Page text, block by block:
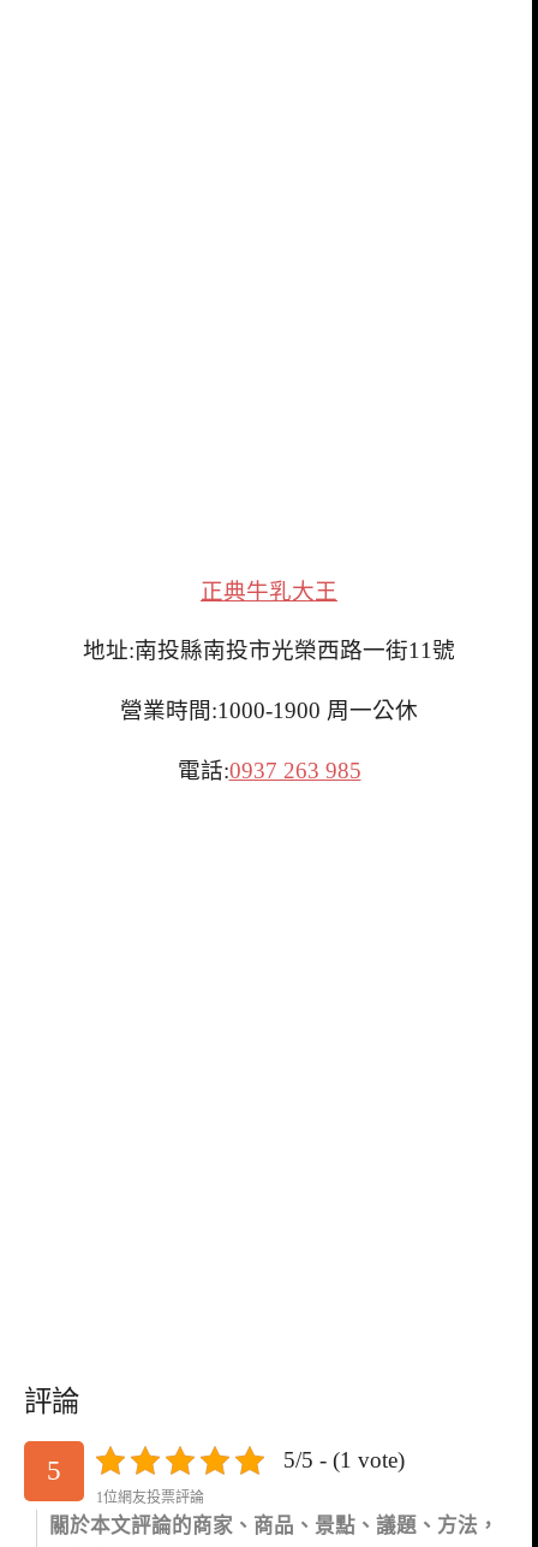
正典牛乳大王
地址:南投縣南投市光榮西路一街11號
營業時間:1000-1900 周一公休
電話:0937 263 985
評論
5 5/5 - (1 vote)
1位網友投票評論
關於本文評論的商家、商品、景點、議題、方法，